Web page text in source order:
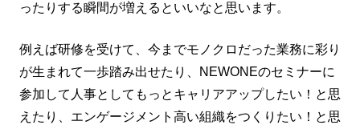
ったりする瞬間が増えるといいなと思います。
例えば研修を受けて、今までモノクロだった業務に彩り
が生まれて一歩踏み出せたり、NEWONEのセミナーに
参加して人事としてもっとキャリアアップしたい！と思
えたり、エンゲージメント高い組織をつくりたい！と思